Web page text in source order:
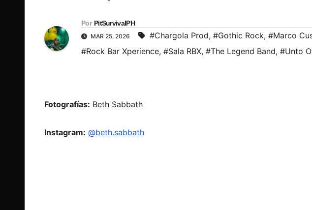
Por PitSurvivalPH
MAR 25, 2026 #Chargola Prod, #Gothic Rock, #Marco
#Rock Bar Xperience, #Sala RBX, #The Legend Band, #Unto
Fotografías: Beth Sabbath
Instagram: @beth.sabbath